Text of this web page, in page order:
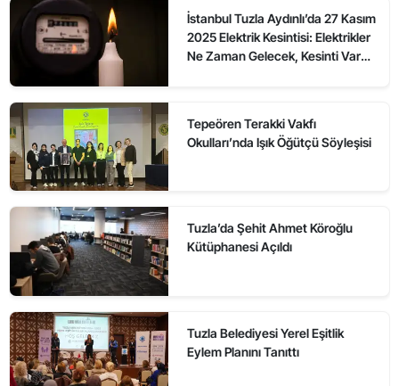
İstanbul Tuzla Aydınlı’da 27 Kasım
2025 Elektrik Kesintisi: Elektrikler
Ne Zaman Gelecek, Kesinti Var
Tepeören Terakki Vakfı
Okulları’nda Işık Öğütçü Söyleşisi
Tuzla’da Şehit Ahmet Köroğlu
Kütüphanesi Açıldı
Tuzla Belediyesi Yerel Eşitlik
Eylem Planını Tanıttı